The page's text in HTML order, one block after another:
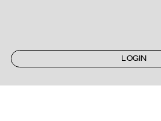
LOGIN